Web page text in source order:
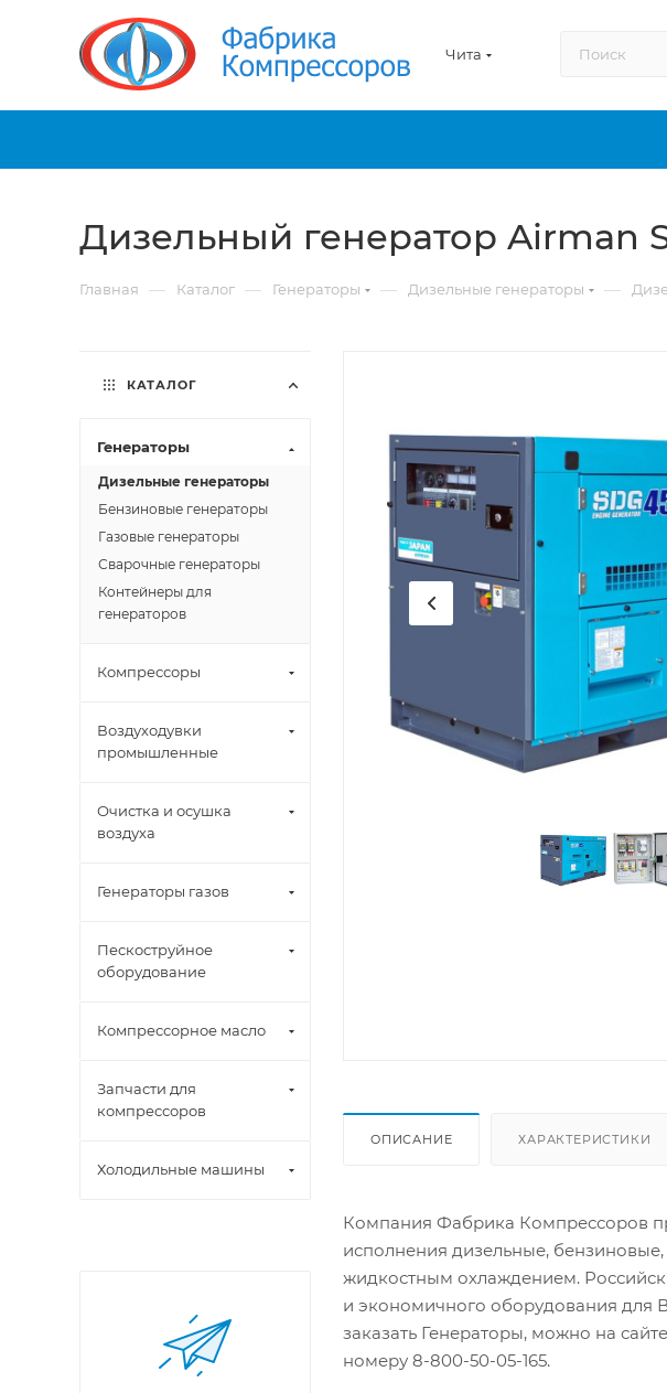
Чита
Дизельный генератор Airman
Главная — Каталог — Генераторы — Дизельные генераторы —
ОПИСАНИЕ ХАРАКТЕРИСТИКИ
Компания Фабрика Компрессоров
исполнения дизельные,
жидкостным охлаждением.
и экономичного оборудования для
заказать Генераторы, можно на
номеру 8-800-50-05-165.
КАТАЛОГ
Генераторы
Дизельные генераторы
Бензиновые генераторы
Газовые генераторы
Сварочные генераторы
Контейнеры для
генераторов
Компрессоры
Воздуходувки
промышленные
Очистка и осушка
воздуха
Генераторы газов
Пескоструйное
оборудование
Компрессорное масло
Запчасти для
компрессоров
Холодильные машины